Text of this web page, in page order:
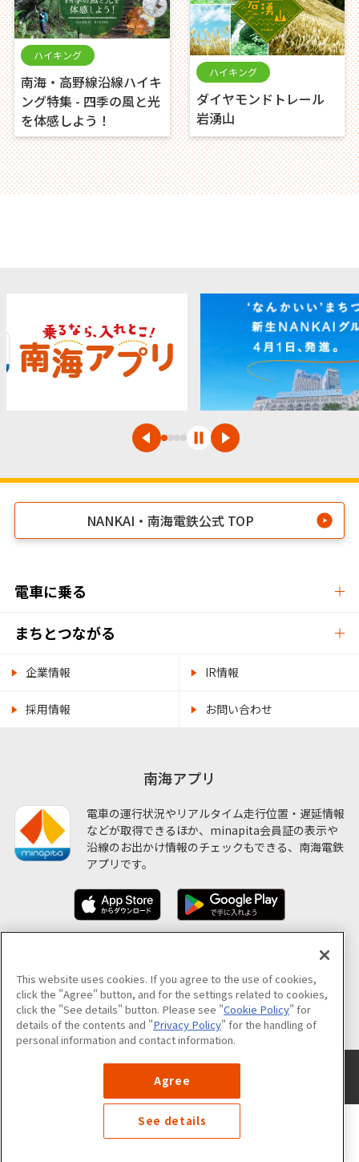
ハイキング
南海・高野線沿線ハイキ
ング特集 - 四季の風と光
を体感しよう！
ハイキング
ダイヤモンドトレール
岩湧山
NANKAI・南海電鉄公式 TOP
電車に乗る
まちとつながる
企業情報 IR情報
採用情報 お問い合わせ
南海アプリ
電車の運行状況やリアルタイム走行位置・遅延情報
などが取得できるほか、minapita会員証の表示や
沿線のお出かけ情報のチェックもできる、南海電鉄
アプリです。
ソーシャルメディア公式アカウント
公式アカウント一覧
サイトのご利用について
サイトマップ
©NANKAI Co.,Ltd. All Rights Reserved.
This website uses cookies. If you agree to the use of cookies,
click the "Agree" button, and for the settings related to cookies,
click the "See details" button. Please see "Cookie Policy" for
details of the contents and "Privacy Policy" for the handling of
personal information and contact information.
Agree
See details